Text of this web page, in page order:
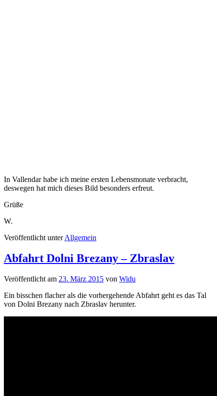
In Vallendar habe ich meine ersten Lebensmonate verbracht,
deswegen hat mich dieses Bild besonders erfreut.
Grüße
W.
Veröffentlicht unter Allgemein
Abfahrt Dolni Brezany – Zbraslav
Veröffentlicht am 23. März 2015 von Widu
Ein bisschen flacher als die vorhergehende Abfahrt geht es das Tal
von Dolni Brezany nach Zbraslav herunter.